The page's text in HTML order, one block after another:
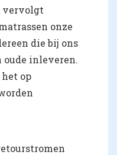
vervolgt
onze
die bij ons
oude inleveren.
op